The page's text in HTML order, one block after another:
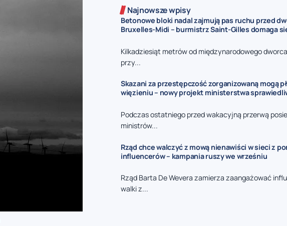
Najnowsze wpisy
Betonowe bloki nadal zajmują pas ruchu przed
Bruxelles-Midi – burmistrz Saint-Gilles domaga
Kilkadziesiąt metrów od międzynarodowego
przy...
Skazani za przestępczość zorganizowaną mogą
więzieniu – nowy projekt ministerstwa
Podczas ostatniego przed wakacyjną przerwą
ministrów...
Rząd chce walczyć z mową nienawiści w sieci z
influencerów – kampania ruszy we wrześniu
Rząd Barta De Wevera zamierza zaangażować
walki z...